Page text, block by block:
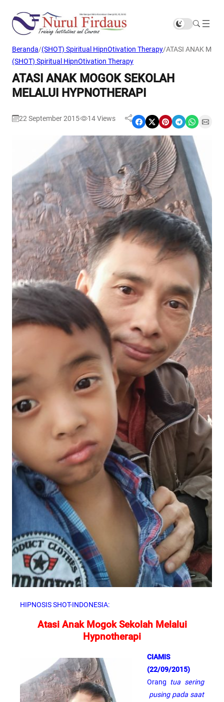
Beranda/(SHOT) Spiritual HipnOtivation Therapy/ATASI ANAK
(SHOT) Spiritual HipnOtivation Therapy
ATASI ANAK MOGOK SEKOLAH
MELALUI HYPNOTHERAPI
22 September 2015 14Views Share on Facebook Share on X Share on Pinterest Share on Telegram Share on WhatsApp Share on Email
HIPNOSIS SHOT-INDONESIA:
Atasi Anak Mogok Sekolah Melalui
Hypnotherapi
CIAMIS
(22/09/2015)
Orang tua sering
pusing pada saat